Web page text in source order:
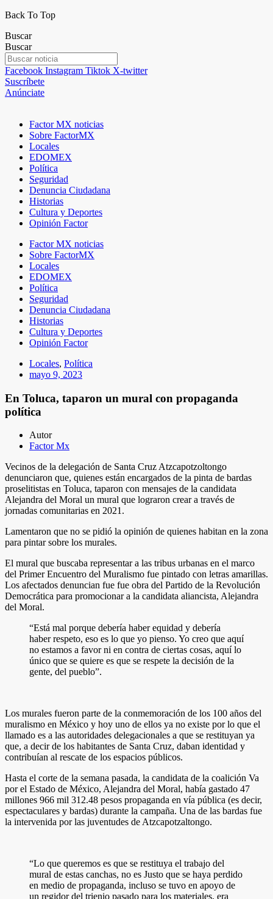
Back To Top
Buscar
Buscar
Facebook Instagram Tiktok X-twitter
Suscríbete
Anúnciate
Factor MX noticias
Sobre FactorMX
Locales
EDOMEX
Política
Seguridad
Denuncia Ciudadana
Historias
Cultura y Deportes
Opinión Factor
Factor MX noticias
Sobre FactorMX
Locales
EDOMEX
Política
Seguridad
Denuncia Ciudadana
Historias
Cultura y Deportes
Opinión Factor
Locales, Política
mayo 9, 2023
En Toluca, taparon un mural con propaganda
política
Autor
Factor Mx
Vecinos de la delegación de Santa Cruz Atzcapotzoltongo
denunciaron que, quienes están encargados de la pinta de bardas
proselitistas en Toluca, taparon con mensajes de la candidata
Alejandra del Moral un mural que lograron crear a través de
jornadas comunitarias en 2021.
Lamentaron que no se pidió la opinión de quienes habitan en la zona
para pintar sobre los murales.
El mural que buscaba representar a las tribus urbanas en el marco
del Primer Encuentro del Muralismo fue pintado con letras amarillas.
Los afectados denuncian fue fue obra del Partido de la Revolución
Democrática para promocionar a la candidata aliancista, Alejandra
del Moral.
“Está mal porque debería haber equidad y debería
haber respeto, eso es lo que yo pienso. Yo creo que aquí
no estamos a favor ni en contra de ciertas cosas, aquí lo
único que se quiere es que se respete la decisión de la
gente, del pueblo”.
Los murales fueron parte de la conmemoración de los 100 años del
muralismo en México y hoy uno de ellos ya no existe por lo que el
llamado es a las autoridades delegacionales a que se restituyan ya
que, a decir de los habitantes de Santa Cruz, daban identidad y
contribuían al rescate de los espacios públicos.
Hasta el corte de la semana pasada, la candidata de la coalición Va
por el Estado de México, Alejandra del Moral, había gastado 47
millones 966 mil 312.48 pesos propaganda en vía pública (es decir,
espectaculares y bardas) durante la campaña. Una de las bardas fue
la intervenida por las juventudes de Atzcapotzaltongo.
“Lo que queremos es que se restituya el trabajo del
mural de estas canchas, no es Justo que se haya perdido
en medio de propaganda, incluso se tuvo en apoyo de
un regidor del trienio pasado para los materiales, era